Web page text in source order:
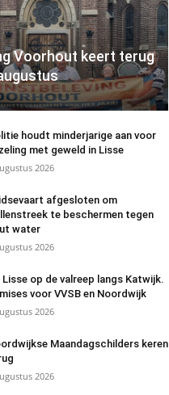
Voorhout keert terug
houdt minderjarige aan voor
met geweld in Lisse
2026
afgesloten om
te beschermen tegen
water
2026
Lisse op de valreep langs Katwijk.
voor VVSB en Noordwijk
2026
Maandagschilders keren
2026